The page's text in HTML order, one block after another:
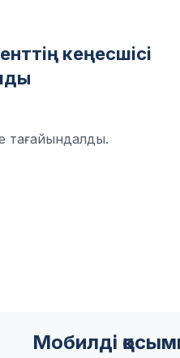
кеңесшісі
тағайындалды.
Мобилді